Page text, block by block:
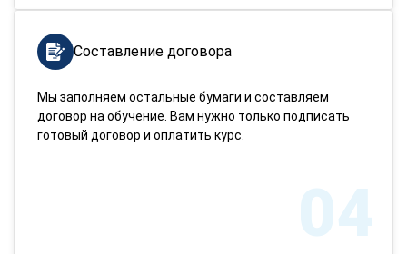
Составление договора
Мы заполняем остальные бумаги и составляем
договор на обучение. Вам нужно только подписать
готовый договор и оплатить курс.
04